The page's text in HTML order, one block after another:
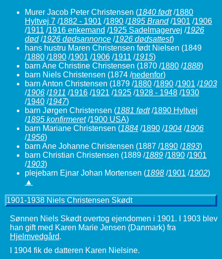
Murer Jacob Peter Christensen (1840 født/1880
Hyltvej 7 /1882 - 1901 /1890 /1895 Brand/1901 /1906
/1911 /1916 enkemand /1925 Sadelmagervej /1926
død/1926 dødsannonce /1926 dødsattest)
hans hustru Maren Christensen født Nielsen (1849
/1880 /1890 /1901 /1906 /1911 /1915)
barn Ane Christine Christensen (1870 /1880 /1888)
barn Niels Christensen (1874 /nedenfor)
barn Anton Christensen (1879 /1880 /1890 /1901 /1903
/1906 /1911 /1916 /1921 /1925 /1928 - 1948 /1930
/1940 /1947)
barn Jørgen Christensen (1881 født/1890 Hyltvej
/1895 konfirmeret/1900 USA)
barn Mariane Christensen (1884 /1890 /1904 /1906
/1956)
barn Ane Johanne Christensen (1887 /1890 /1893)
barn Christian Christensen (1889 /1889 /1890 /1901
/1903)
plejebarn Ejnar Johan Mortensen (1898 /1901 /1902)
▲
1901-1938 Niels Christensen Skødt
Sønnen Niels Skødt overtog ejendomen i 1901. I 1903 blev
han gift med Karen Marie Jensen (Danmark) fra
Hjelmvedgård.
I 1904 fik de datteren Karen Nielsine.